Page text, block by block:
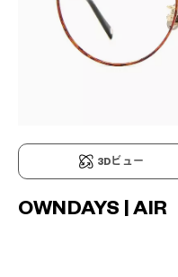
3Dビュー
OWNDAYS | AIR